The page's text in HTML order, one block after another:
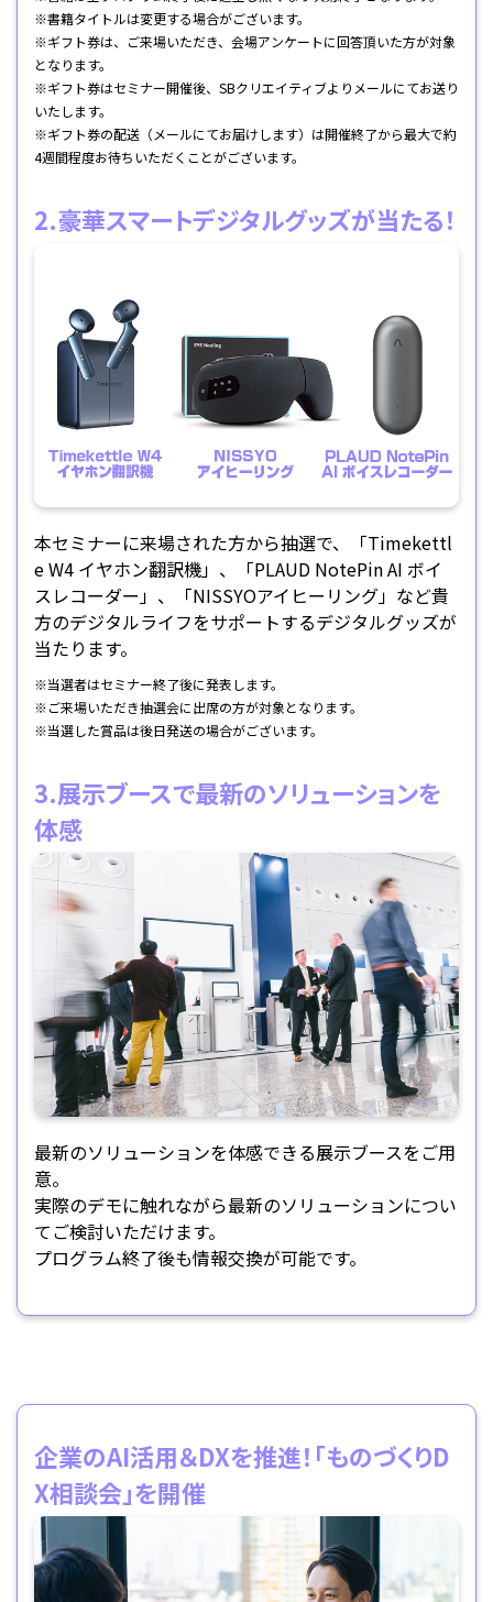
※書籍タイトルは変更する場合がございます。
※ギフト券は、ご来場いただき、会場アンケートに回答頂いた方が対象
となります。
※ギフト券はセミナー開催後、SBクリエイティブよりメールにてお送り
いたします。
※ギフト券の配送（メールにてお届けします）は開催終了から最大で約
4週間程度お待ちいただくことがございます。
2.豪華スマートデジタルグッズが当たる！
本セミナーに来場された方から抽選で、「Timekettl
e W4 イヤホン翻訳機」、「PLAUD NotePin AI ボイ
スレコーダー」、「NISSYOアイヒーリング」など貴
方のデジタルライフをサポートするデジタルグッズが
当たります。
※当選者はセミナー終了後に発表します。
※ご来場いただき抽選会に出席の方が対象となります。
※当選した賞品は後日発送の場合がございます。
3.展示ブースで最新のソリューションを
体感
最新のソリューションを体感できる展示ブースをご用
意。
実際のデモに触れながら最新のソリューションについ
てご検討いただけます。
プログラム終了後も情報交換が可能です。
企業のAI活用＆DXを推進！「ものづくりD
X相談会」を開催